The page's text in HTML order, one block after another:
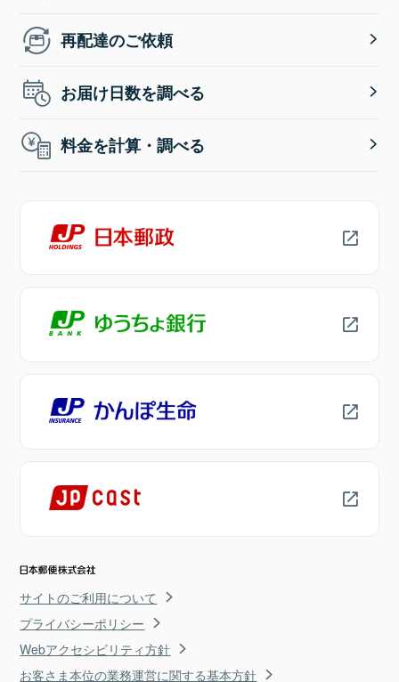
再配達のご依頼
お届け日数を調べる
料金を計算・調べる
サイトのご利用について
プライバシーポリシー
Webアクセシビリティ方針
お客さま本位の業務運営に関する基本方針